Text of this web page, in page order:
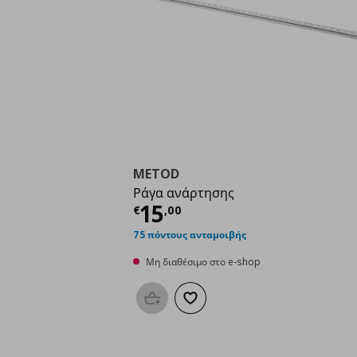
METOD
Ράγα ανάρτησης
€15,00
Τρέχουσα τιμή
75 πόντους ανταμοιβής
Μη διαθέσιμο στο e-shop
Προσθήκη στο καλάθι
Προσθήκη στα αγαπημένα